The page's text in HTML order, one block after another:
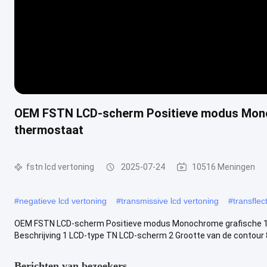
OEM FSTN LCD-scherm Positieve modus
thermostaat
fstn lcd vertoning 2025-07-24 10516 Meningen
#negatieve lcd vertoning #transmissive lcd vertoning #
OEM FSTN LCD-scherm Positieve modus Monochrome
Beschrijving 1 LCD-type TN LCD-scherm 2 Grootte van de contour